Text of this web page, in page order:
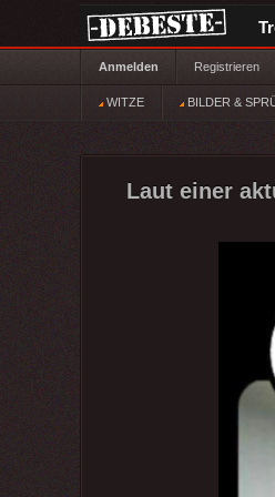
Anmelden Registrieren
WITZE BILDER &
Laut einer